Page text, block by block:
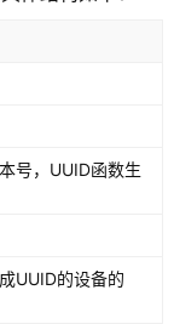
号，UUID函数生
UUID的设备的